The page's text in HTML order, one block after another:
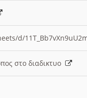
d/
στο διαδικτυο